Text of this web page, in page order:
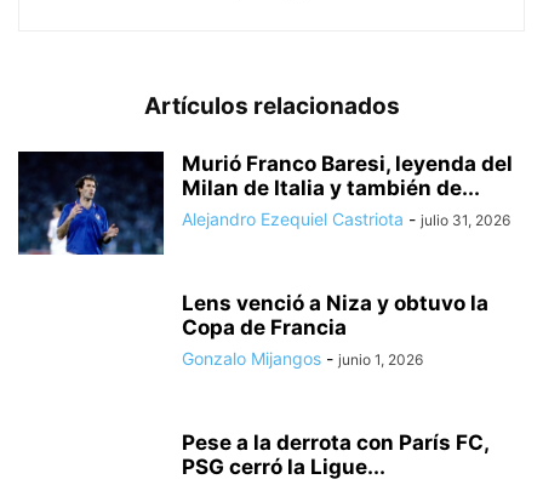
Artículos relacionados
Murió Franco Baresi, leyenda del
Milan de Italia y también de...
Alejandro Ezequiel Castriota - julio 31, 2026
Lens venció a Niza y obtuvo la
Copa de Francia
Gonzalo Mijangos - junio 1, 2026
Pese a la derrota con París FC,
PSG cerró la Ligue...